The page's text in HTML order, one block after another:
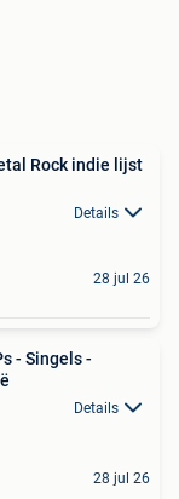
Rock indie lijst
Details
28 jul 26
- Singels -
Details
28 jul 26